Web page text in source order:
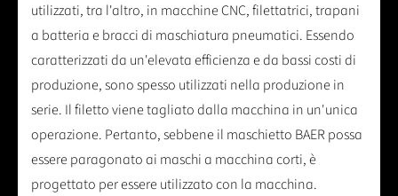
utilizzati, tra l'altro, in macchine CNC, filettatrici, trapani
a batteria e bracci di maschiatura pneumatici. Essendo
caratterizzati da un'elevata efficienza e da bassi costi di
produzione, sono spesso utilizzati nella produzione in
serie. Il filetto viene tagliato dalla macchina in un'unica
operazione. Pertanto, sebbene il maschietto BAER possa
essere paragonato ai maschi a macchina corti, è
progettato per essere utilizzato con la macchina.